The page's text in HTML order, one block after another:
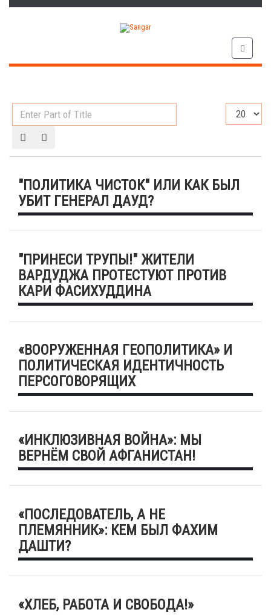
Part
Title
"ПОЛИТИКА ЧИСТОК" ИЛИ КАК БЫЛ
УБИТ ГЕНЕРАЛ ДАУД?
"ПРИНЕСИ ТРУПЫ!" ЖИТЕЛИ
ВАРДУДЖА ПРОТЕСТУЮТ ПРОТИВ
КАРИ ФАСИХУДДИНА
«ВООРУЖЕННАЯ ГЕОПОЛИТИКА» И
ПОЛИТИЧЕСКАЯ ИДЕНТИЧНОСТЬ
ПЕРСОГОВОРЯЩИХ
«ИНКЛЮЗИВНАЯ ВОЙНА»: МЫ
ВЕРНЁМ СВОЙ АФГАНИСТАН!
«ПОСЛЕДОВАТЕЛЬ, А НЕ
ПЛЕМЯННИК»: КЕМ БЫЛ ФАХИМ
ДАШТИ?
«ХЛЕБ, РАБОТА И СВОБОДА!»